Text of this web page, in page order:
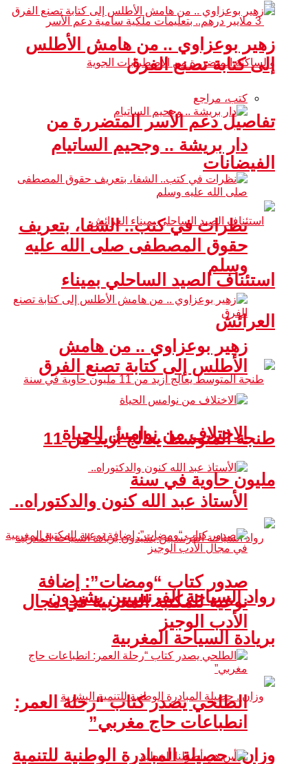
تفاصيل دعم الأسر المتضررة من
الفيضانات
استئناف الصيد الساحلي بميناء
العرائش
طنجة المتوسط يعالج أزيد من 11
مليون حاوية في سنة
رواد السياحة الفرنسيين يشيدون
بريادة السياحة المغربية
وزان.. حصيلة المبادرة الوطنية للتنمية
زهير بوعزاوي .. من هامش الأطلس
إلى كتابة تصنع الفرق
كتب، مراجع
دار بريشة .. وجحيم الساتيام
نظرات في كتب.. الشفا، بتعريف
حقوق المصطفى صلى الله عليه
وسلم
زهير بوعزاوي .. من هامش
الأطلس إلى كتابة تصنع الفرق
الاختلاف من نوامس الحياة
الأستاذ عبد الله كنون والدكتوراه..
صدور كتاب “ومضات”: إضافة
نوعية للمكتبة المغربية في مجال
الأدب الوجيز
الطلحي يصدر كتاب “رحلة العمر:
انطباعات حاج مغربي”